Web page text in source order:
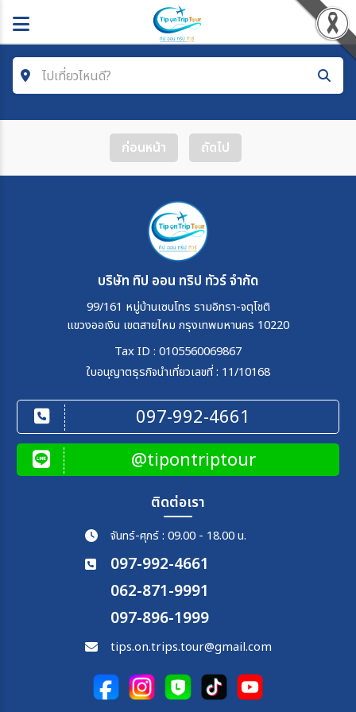
ไปเที่ยวไหนดี?
ค้นหาโปรแกรมทัวร์
ตั้งแต่วันที่
ระหว่าง
ก่อนหน้า ถัดไป
บริษัท ทิป ออน ทริป ทัวร์ จำกัด
99/161 หมู่บ้านเซนโทร รามอิทรา-จตุโชติ
แขวงออเงิน เขตสายไหม กรุงเทพมหานคร 10220
Tax ID : 0105560069867
ใบอนุญาตธุรกิจนำเที่ยวเลขที่ : 11/10168
097-992-4661
@tipontriptour
ติดต่อเรา
จันทร์-ศุกร์ : 09.00 - 18.00 น.
097-992-4661
062-871-9991
097-896-1999
tips.on.trips.tour@gmail.com